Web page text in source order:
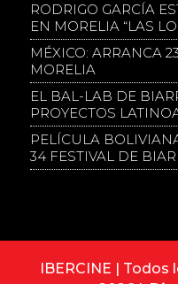
RODRIGO GARCÍA
EN MORELIA “LAS
MÉXICO: ARRANCA
MORELIA
EL BAL-LAB DE
PROYECTOS
PELÍCULA
34 FESTIVAL DE
IBERCINE | Todos